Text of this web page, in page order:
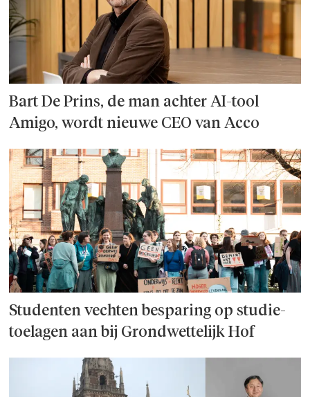
Bart De Prins, de man achter AI-tool
Amigo, wordt nieuwe CEO van Acco
Studenten vechten besparing op studie­
toelagen aan bij Grondwettelijk Hof